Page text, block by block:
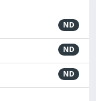
ND
ND
ND